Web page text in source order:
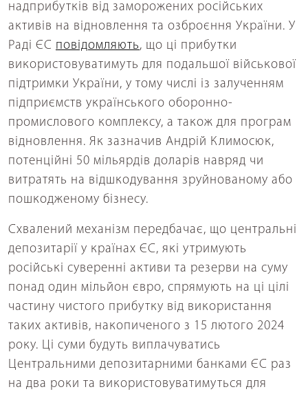
надприбутків від заморожених російських
активів на відновлення та озброєння України. У
Раді ЄС повідомляють, що ці прибутки
використовуватимуть для подальшої військової
підтримки України, у тому числі із залученням
підприємств українського оборонно-
промислового комплексу, а також для програм
відновлення. Як зазначив Андрій Климосюк,
потенційні 50 мільярдів доларів навряд чи
витратять на відшкодування зруйнованому або
пошкодженому бізнесу.
Схвалений механізм передбачає, що центральні
депозитарії у країнах ЄС, які утримують
російські суверенні активи та резерви на суму
понад один мільйон євро, спрямують на ці цілі
частину чистого прибутку від використання
таких активів, накопиченого з 15 лютого 2024
року. Ці суми будуть виплачуватись
Центральними депозитарними банками ЄС раз
на два роки та використовуватимуться для